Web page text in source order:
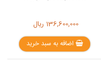
136,600,000 ریال
اضافه به سبد خرید